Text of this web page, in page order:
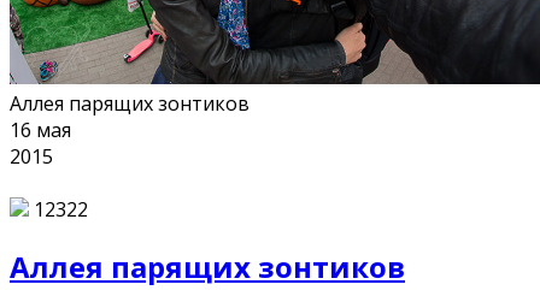
Аллея парящих зонтиков
16 мая
2015
12322
Аллея парящих зонтиков